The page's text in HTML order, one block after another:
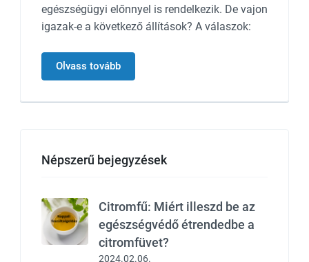
egészségügyi előnnyel is rendelkezik. De vajon
igazak-e a következő állítások? A válaszok:
Olvass tovább
Népszerű bejegyzések
Citromfű: Miért illeszd be az
egészségvédő étrendedbe a
citromfüvet?
2024.02.06.